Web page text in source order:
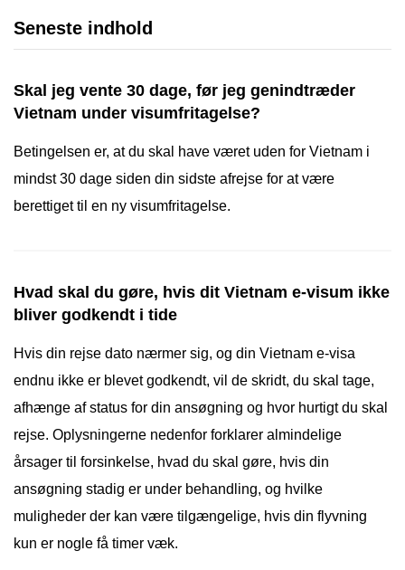
Seneste indhold
Skal jeg vente 30 dage, før jeg genindtræder
Vietnam under visumfritagelse?
Betingelsen er, at du skal have været uden for Vietnam i
mindst 30 dage siden din sidste afrejse for at være
berettiget til en ny visumfritagelse.
Hvad skal du gøre, hvis dit Vietnam e-visum ikke
bliver godkendt i tide
Hvis din rejse dato nærmer sig, og din Vietnam e-visa
endnu ikke er blevet godkendt, vil de skridt, du skal tage,
afhænge af status for din ansøgning og hvor hurtigt du skal
rejse. Oplysningerne nedenfor forklarer almindelige
årsager til forsinkelse, hvad du skal gøre, hvis din
ansøgning stadig er under behandling, og hvilke
muligheder der kan være tilgængelige, hvis din flyvning
kun er nogle få timer væk.